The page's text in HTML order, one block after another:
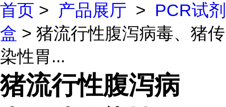
首页 > 产品展厅 > PCR试剂
盒 > 猪流行性腹泻病毒、猪传
染性胃...
猪流行性腹泻病